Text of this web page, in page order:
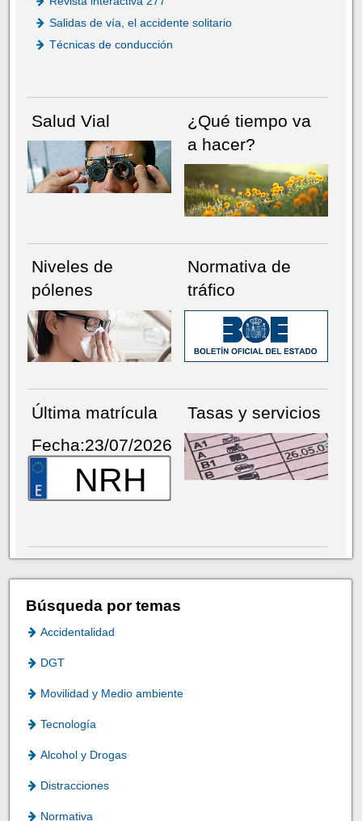
Salidas de vía, el accidente solitario
Técnicas de conducción
Salud Vial
¿Qué tiempo va
a hacer?
Niveles de
pólenes
Normativa de
tráfico
Última matrícula
Fecha:23/07/2026
NRH
Tasas y servicios
Búsqueda por temas
Accidentalidad
DGT
Movilidad y Medio ambiente
Tecnología
Alcohol y Drogas
Distracciones
Normativa